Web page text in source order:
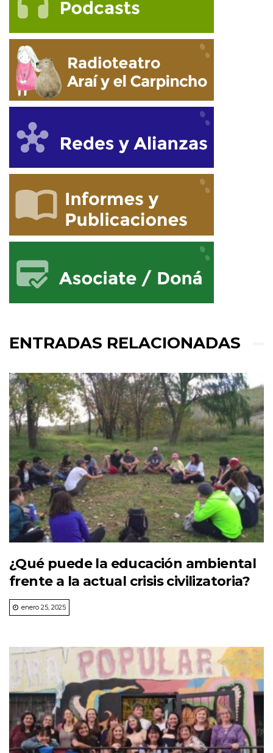
ENTRADAS RELACIONADAS
¿Qué puede la educación ambiental
frente a la actual crisis civilizatoria?
enero 25, 2025